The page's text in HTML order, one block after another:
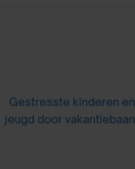
Gestresste kinderen en
jeugd door vakantiebaan